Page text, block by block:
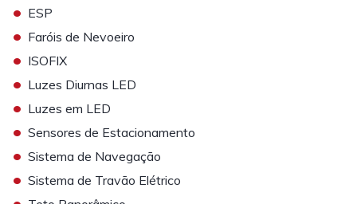
• ESP
• Faróis de Nevoeiro
• ISOFIX
• Luzes Diurnas LED
• Luzes em LED
• Sensores de Estacionamento
• Sistema de Navegação
• Sistema de Travão Elétrico